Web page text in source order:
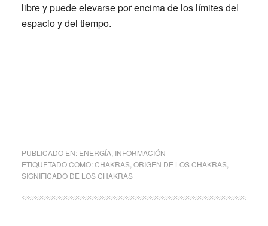
libre y puede elevarse por encima de los límites del
espacio y del tiempo.
PUBLICADO EN: ENERGÍA, INFORMACIÓN
ETIQUETADO COMO:CHAKRAS, ORIGEN DE LOS CHAKRAS,
SIGNIFICADO DE LOS CHAKRAS